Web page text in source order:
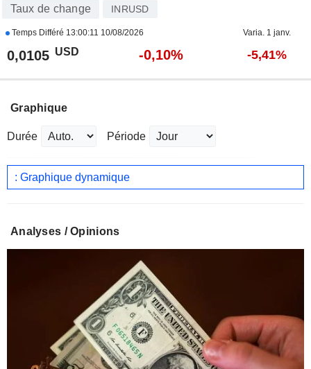
Taux de change INRUSD
Temps Différé 13:00:11 10/08/2026 Varia. 1 janv.
0,0105 USD -0,10% -5,41%
Graphique
Durée Période
: Graphique dynamique
Analyses / Opinions